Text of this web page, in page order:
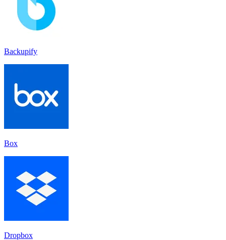
Backupify
Box
Dropbox